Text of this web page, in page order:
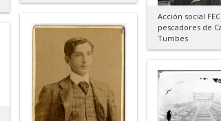
Acción social
pescadores de
Tumbes